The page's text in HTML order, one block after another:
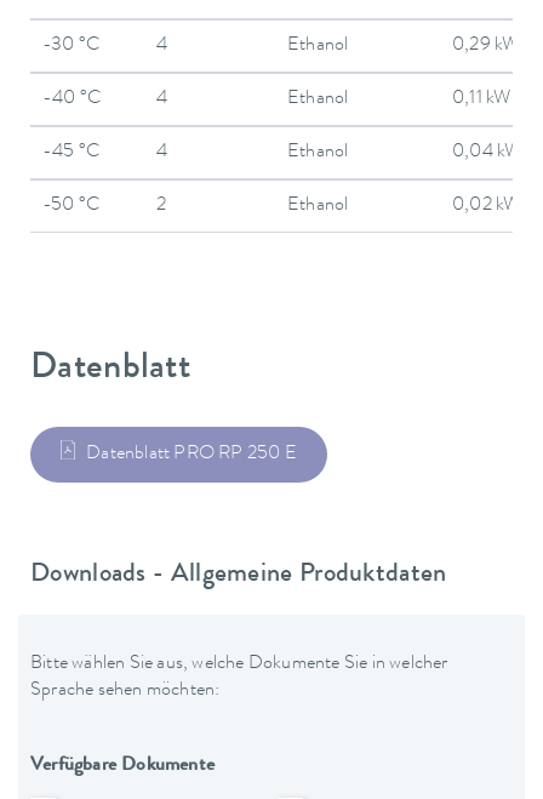
-30 °C 4 Ethanol 0,29 kW
-40 °C 4 Ethanol 0,11 kW
-45 °C 4 Ethanol 0,04 kW
-50 °C 2 Ethanol 0,02 kW
Datenblatt
Datenblatt PRO RP 250 E
Downloads - Allgemeine Produktdaten
Bitte wählen Sie aus, welche Dokumente Sie in welcher
Sprache sehen möchten:
Verfügbare Dokumente